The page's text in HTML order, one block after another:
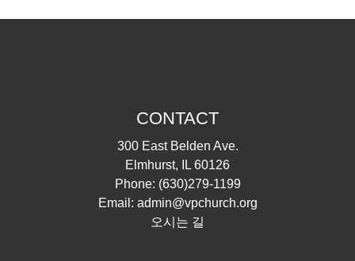
CONTACT
300 East Belden Ave.
Elmhurst, IL 60126
Phone: (630)279-1199
Email: admin@vpchurch.org
오시는 길